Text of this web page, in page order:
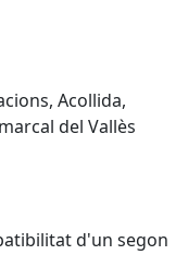
Acollida,
del Vallès
d'un segon